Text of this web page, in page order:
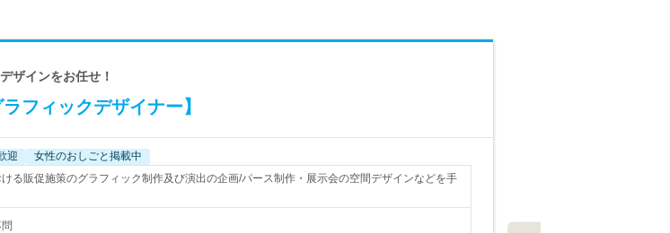
ザインをお任せ！
フィックデザイナー】
迎 女性のおしごと掲載中
る販促施策のグラフィック制作及び演出の企画/パース制作・展示会の空間デザインなどを手